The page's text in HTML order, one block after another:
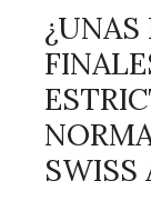
¿UNAS
SWISS